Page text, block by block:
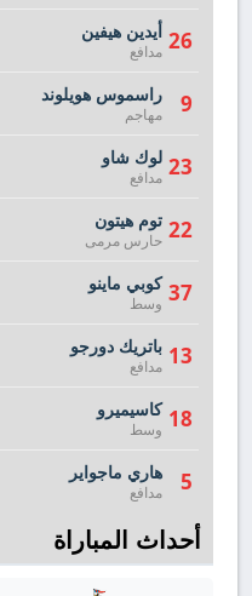
26 أيدين هيفين
مدافع
9 راسموس هويلوند
مهاجم
23 لوك شاو
مدافع
22 توم هيتون
حارس مرمى
37 كوبي ماينو
وسط
13 باتريك دورجو
مدافع
18 كاسيميرو
وسط
5 هاري ماجواير
مدافع
أحداث المباراة